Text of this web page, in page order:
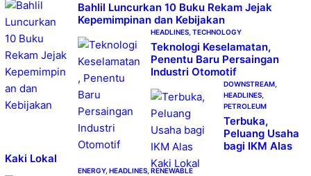
Bahlil Luncurkan 10 Buku Rekam Jejak
Kepemimpinan dan Kebijakan
HEADLINES, TECHNOLOGY
Teknologi Keselamatan,
Penentu Baru Persaingan
Industri Otomotif
DOWNSTREAM
HEADLINES
PETROLEUM
Terbuka,
Peluang Usaha
bagi IKM Alas
Kaki Lokal
ENERGY, HEADLINES, RENEWABLE